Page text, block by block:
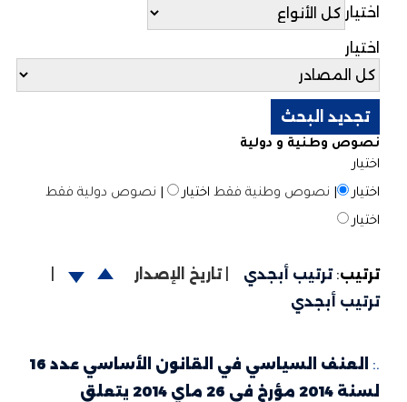
اختيار
اختيار
نصوص وطنية و دولية
اختيار
اختيار
| نصوص وطنية فقط اختيار | نصوص دولية فقط
اختيار
ترتيب: ترتيب أبجدي | تاريخ الإصدار
|
ترتيب أبجدي
العنف السياسي في القانون الأساسي عدد 16
لسنة 2014 مؤرخ في 26 ماي 2014 يتعلق